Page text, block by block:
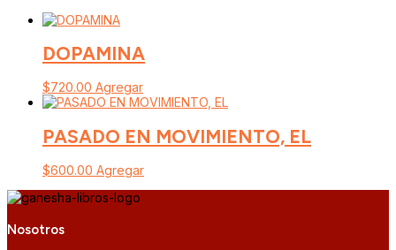
DOPAMINA
$720.00 Agregar
PASADO EN MOVIMIENTO, EL
$600.00 Agregar
Nosotros